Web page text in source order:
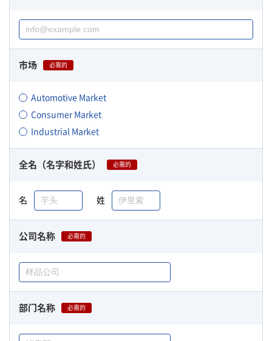
市场 必需的
Automotive Market
Consumer Market
Industrial Market
全名（名字和姓氏） 必需的
名 姓
公司名称 必需的
部门名称 必需的